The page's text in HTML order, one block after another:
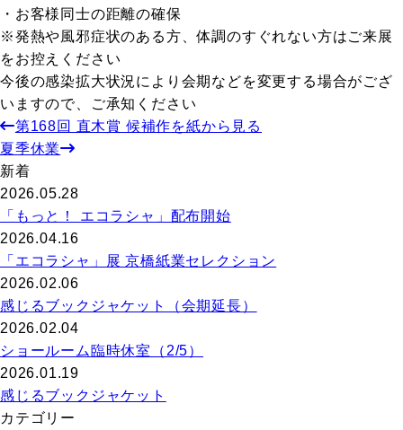
・お客様同士の距離の確保
※発熱や風邪症状のある方、体調のすぐれない方はご来展
をお控えください
今後の感染拡大状況により会期などを変更する場合がござ
いますので、ご承知ください
第168回 直木賞 候補作を紙から見る
夏季休業
新着
2026.05.28
「もっと！ エコラシャ」配布開始
2026.04.16
「エコラシャ」展 京橋紙業セレクション
2026.02.06
感じるブックジャケット（会期延長）
2026.02.04
ショールーム臨時休室（2/5）
2026.01.19
感じるブックジャケット
カテゴリー